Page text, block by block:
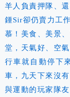
羊人負責押隊、
鍾Sir卻仍賣力工
慕！美食、美景
堂，天氣好、空
行車就自動停下
車，九天下來沒
與運動的玩家隊